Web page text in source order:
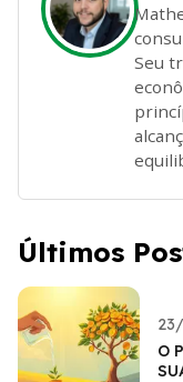
Seu
Últimos
O